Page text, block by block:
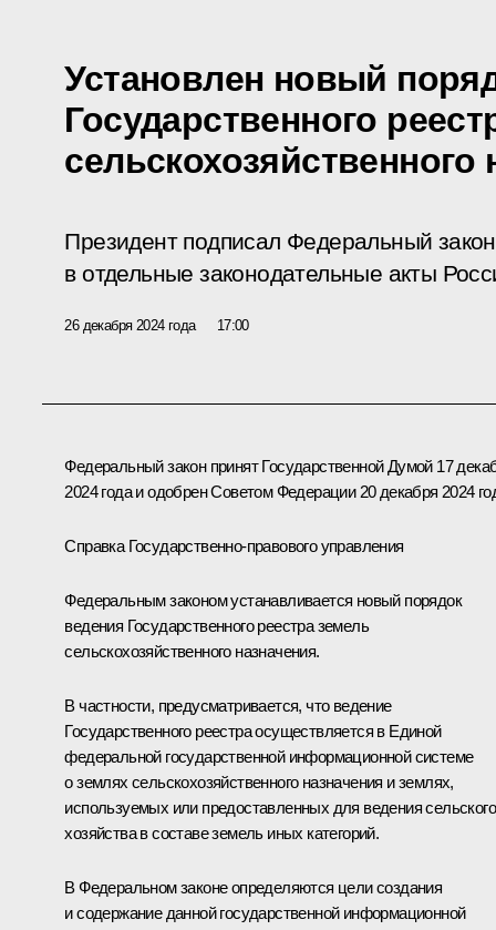
Установлен новый
Государственного
сельскохозяйственного
Президент подписал Федеральный
в отдельные законодательные акты
26 декабря 2024 года 17:00
Федеральный закон принят Государственной Думой 17
2024 года и одобрен Советом Федерации 20 декабря 2024
Справка Государственно-правового управления
Федеральным законом устанавливается новый порядок
ведения Государственного реестра земель
сельскохозяйственного назначения.
В частности, предусматривается, что ведение
Государственного реестра осуществляется в Единой
федеральной государственной информационной системе
о землях сельскохозяйственного назначения и землях,
используемых или предоставленных для ведения сельского
хозяйства в составе земель иных категорий.
В Федеральном законе определяются цели создания
и содержание данной государственной информационной